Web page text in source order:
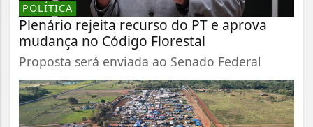
POLÍTICA
Plenário rejeita recurso do PT e aprova
mudança no Código Florestal
Proposta será enviada ao Senado Federal